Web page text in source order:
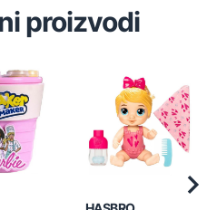
proizvodi